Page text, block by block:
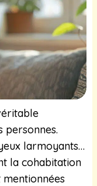
personnes.
larmoyants…
la cohabitation